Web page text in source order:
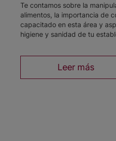
Te contamos sobre la
alimentos, la importancia de
capacitado en esta área y
higiene y sanidad de tu
Leer más